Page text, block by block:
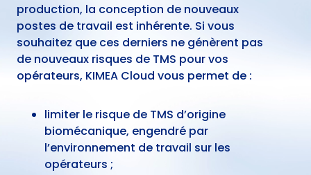
production, la conception de nouveaux
postes de travail est inhérente. Si vous
souhaitez que ces derniers ne génèrent pas
de nouveaux risques de TMS pour vos
opérateurs, KIMEA Cloud vous permet de :
limiter le risque de TMS d’origine
biomécanique, engendré par
l’environnement de travail sur les
opérateurs ;